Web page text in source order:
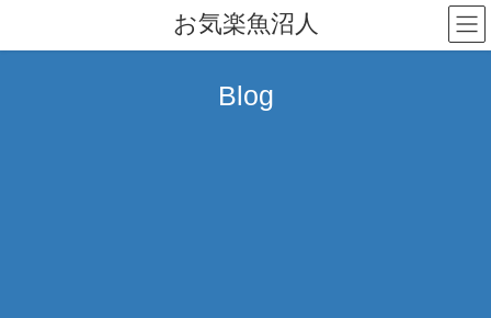
テ
ゲ
お気楽魚沼人
Blog